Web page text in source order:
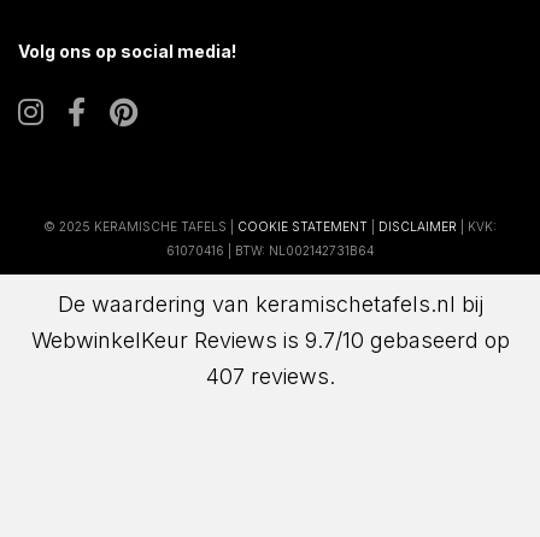
Volg ons op social media!
© 2025 KERAMISCHE TAFELS | COOKIE STATEMENT DISCLAIMER | KVK:
61070416 | BTW: NL002142731B64
De waardering van keramischetafels.nl bij
WebwinkelKeur Reviews is 9.7/10 gebaseerd op
407 reviews.